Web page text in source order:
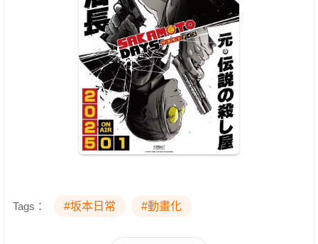
Tags： #坂本日常 #動畫化